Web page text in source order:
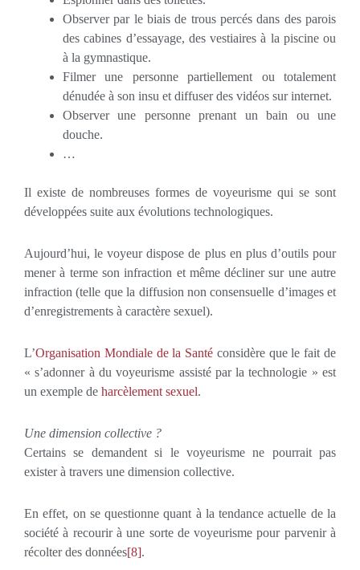
Observer par le biais de trous percés dans des parois
des cabines d’essayage, des vestiaires à la piscine ou
à la gymnastique.
Filmer une personne partiellement ou totalement
dénudée à son insu et diffuser des vidéos sur internet.
Observer une personne prenant un bain ou une
douche.
…
Il existe de nombreuses formes de voyeurisme qui se sont
développées suite aux évolutions technologiques.
Aujourd’hui, le voyeur dispose de plus en plus d’outils pour
mener à terme son infraction et même décliner sur une autre
infraction (telle que la diffusion non consensuelle d’images et
d’enregistrements à caractère sexuel).
L’Organisation Mondiale de la Santé considère que le fait de
« s’adonner à du voyeurisme assisté par la technologie » est
un exemple de harcèlement sexuel.
Une dimension collective ?
Certains se demandent si le voyeurisme ne pourrait pas
exister à travers une dimension collective.
En effet, on se questionne quant à la tendance actuelle de la
société à recourir à une sorte de voyeurisme pour parvenir à
récolter des données[8].